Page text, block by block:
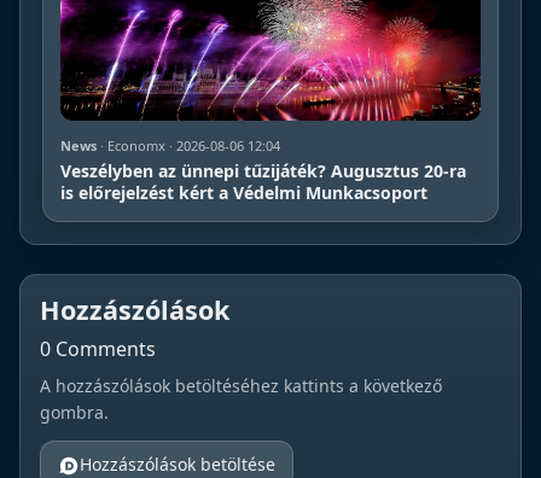
News · Economx · 2026-08-06 12:04
Veszélyben az ünnepi tűzijáték? Augusztus 20-ra
is előrejelzést kért a Védelmi Munkacsoport
Hozzászólások
0 Comments
A hozzászólások betöltéséhez kattints a következő
gombra.
Hozzászólások betöltése